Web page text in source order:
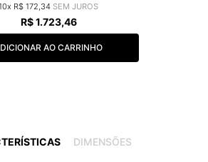
R$ 172 34
R$ 1.723,46
AO CARRINHO
DIMENSÕES